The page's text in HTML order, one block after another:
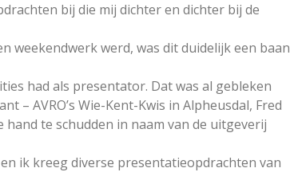
bij die mij dichter en dichter bij de
weekendwerk werd, was dit duidelijk een baan
had als presentator. Dat was al gebleken
– AVRO’s Wie-Kent-Kwis in Alpheusdal, Fred
te schudden in naam van de uitgeverij
ik kreeg diverse presentatieopdrachten van